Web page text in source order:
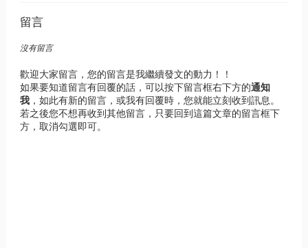
留言
沒有留言
歡迎大家留言，您的留言是我繼續發文的動力！！
如果要知道留言有回覆的話，可以按下留言框右下方的通知
我，如此有新的留言，或我有回覆時，您就能立刻收到訊息。
若之後您不想再收到其他留言，只要回到這篇文章的留言框下
方，取消勾選即可。